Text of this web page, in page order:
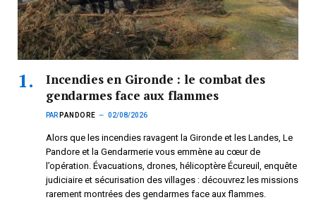
Incendies en Gironde : le combat des
gendarmes face aux flammes
PAR PANDORE 02/08/2026
Alors que les incendies ravagent la Gironde et les Landes, Le
Pandore et la Gendarmerie vous emmène au cœur de
l’opération. Évacuations, drones, hélicoptère Écureuil, enquête
judiciaire et sécurisation des villages : découvrez les missions
rarement montrées des gendarmes face aux flammes.